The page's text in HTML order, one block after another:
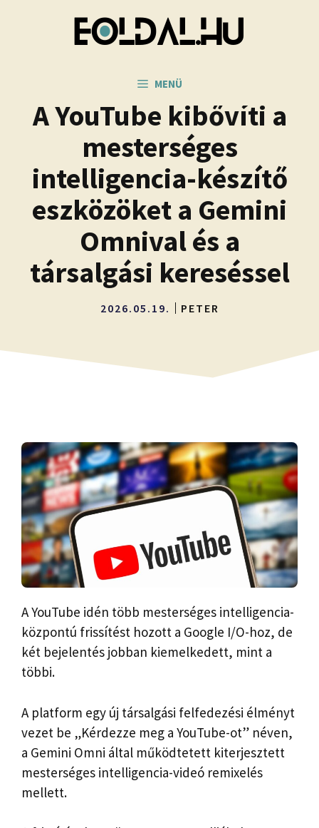
MENÜ
A YouTube kibővíti a
mesterséges
intelligencia-készítő
eszközöket a Gemini
Omnival és a
társalgási kereséssel
2026.05.19. PETER
A YouTube idén több mesterséges intelligencia-
központú frissítést hozott a Google I/O-hoz, de
két bejelentés jobban kiemelkedett, mint a
többi.
A platform egy új társalgási felfedezési élményt
vezet be „Kérdezze meg a YouTube-ot” néven,
a Gemini Omni által működtetett kiterjesztett
mesterséges intelligencia-videó remixelés
mellett.